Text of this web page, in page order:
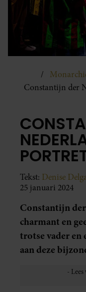
Constantijn der
Tekst: Denise
25 januari 2024
Constantijn
charmant en
trotse vader
aan deze